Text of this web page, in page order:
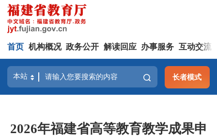
首页 机构概况 政务公开 解读回应 办事服务 互动交流
长者模式
2026年福建省高等教育教学成果申